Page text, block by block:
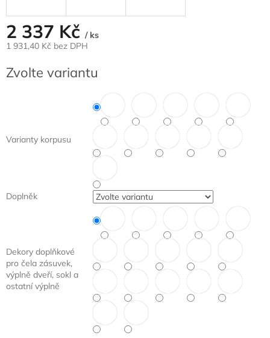
2 337 Kč / ks
1 931,40 Kč bez DPH
cena:
Zvolte variantu
Varianty korpusu
Doplněk
Dekory doplňkové
pro čela zásuvek,
výplně dveří, sokl a
ostatní výplně